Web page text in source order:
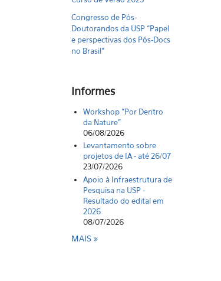
Congresso de Pós-
Doutorandos da USP “Papel
e perspectivas dos Pós-Docs
no Brasil"
Informes
Workshop "Por Dentro
da Nature"
06/08/2026
Levantamento sobre
projetos de IA - até 26/07
23/07/2026
Apoio à Infraestrutura de
Pesquisa na USP -
Resultado do edital em
2026
08/07/2026
MAIS